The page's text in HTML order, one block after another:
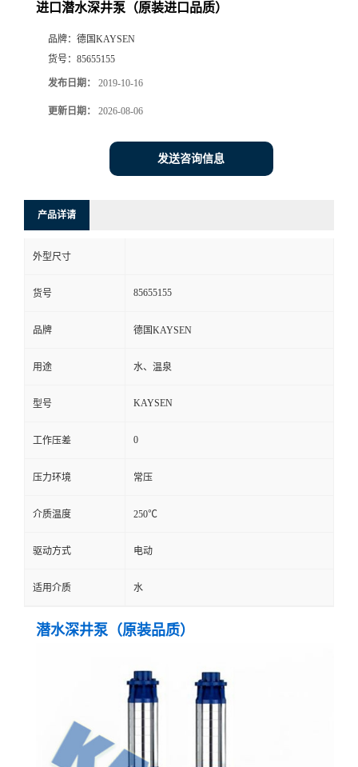
进口潜水深井泵（原装进口品质）
品牌： 德国KAYSEN
货号： 85655155
发布日期： 2019-10-16
更新日期： 2026-08-06
发送咨询信息
产品详请
外型尺寸
货号 85655155
品牌 德国KAYSEN
用途 水、温泉
型号 KAYSEN
工作压差 0
压力环境 常压
介质温度 250℃
驱动方式 电动
适用介质 水
潜水深井泵（原装品质）